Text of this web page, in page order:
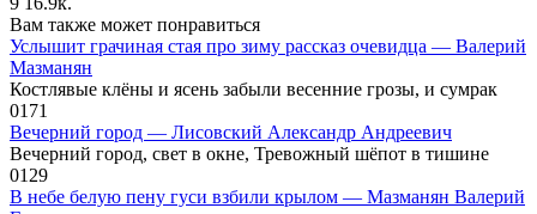
Вам также может понравиться
Услышит грачиная стая про зиму рассказ очевидца — Валерий
Мазманян
Костлявые клёны и ясень забыли весенние грозы, и сумрак
0171
Вечерний город — Лисовский Александр Андреевич
Вечерний город, свет в окне, Тревожный шёпот в тишине
0129
В небе белую пену гуси взбили крылом — Мазманян Валерий